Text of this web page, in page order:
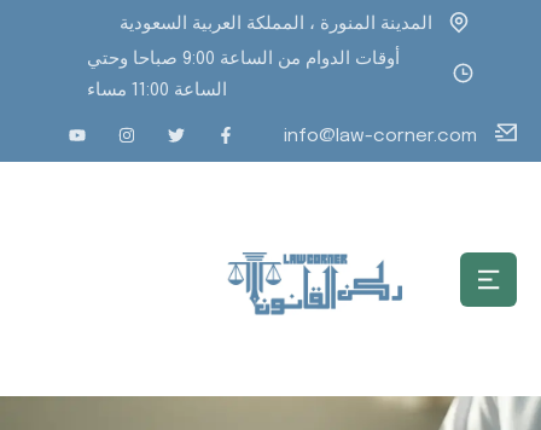
المدينة المنورة ، المملكة العربية السعودية
أوقات الدوام من الساعة 9:00 صباحا وحتي
الساعة 11:00 مساء
info@law-corner.com